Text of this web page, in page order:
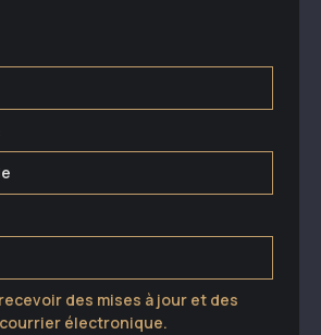
des mises à jour et des
électronique.